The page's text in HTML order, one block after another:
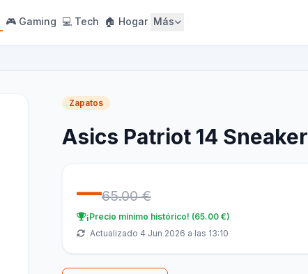
🎮 Gaming 💻 Tech 🏠 Hogar Más
Zapatos
Asics Patriot 14 Sneaker
—65.00 €
¡Precio mínimo histórico! (65.00 €)
Actualizado 4 Jun 2026 a las 13:10